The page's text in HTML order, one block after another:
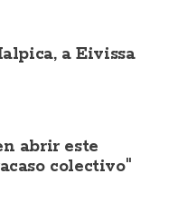
a Eivissa
abrir este
colectivo"